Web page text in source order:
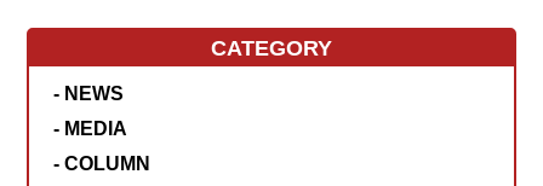
CATEGORY
- NEWS
- MEDIA
- COLUMN